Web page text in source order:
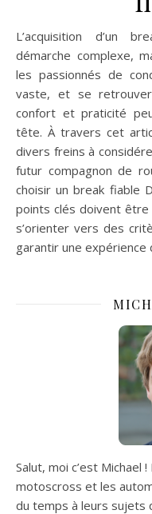
L’acquisition d’un break d’occasion représente une
démarche complexe,
les passionnés de
vaste, et se
confort et praticité
tête. À travers cet
divers freins à
futur compagnon de
choisir un break fiable
points clés doivent
s’orienter vers des
garantir une
Salut, moi c’est Michael
motoscross et les
du temps à leurs sujets